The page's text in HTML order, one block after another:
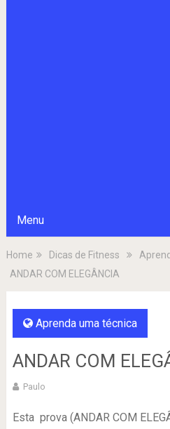
Menu
Home Dicas de Fitness
ANDAR COM ELEGÂNCIA
Aprenda uma técnica
ANDAR COM
Paulo
Esta prova (ANDAR COM